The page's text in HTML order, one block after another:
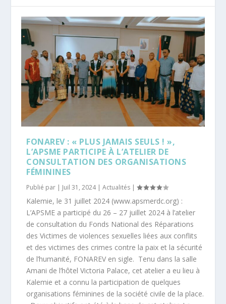
FONAREV : « PLUS JAMAIS SEULS ! »,
L’APSME PARTICIPE À L’ATELIER DE
CONSULTATION DES ORGANISATIONS
FÉMININES
Publié par | Juil 31, 2024|Actualités |
Kalemie, le 31 juillet 2024 (www.apsmerdc.org) :
L’APSME a participé du 26 – 27 juillet 2024 à l’atelier
de consultation du Fonds National des Réparations
des Victimes de violences sexuelles liées aux conflits
et des victimes des crimes contre la paix et la sécurité
de l’humanité, FONAREV en sigle. Tenu dans la salle
Amani de l’hôtel Victoria Palace, cet atelier a eu lieu à
Kalemie et a connu la participation de quelques
organisations féminines de la société civile de la place.